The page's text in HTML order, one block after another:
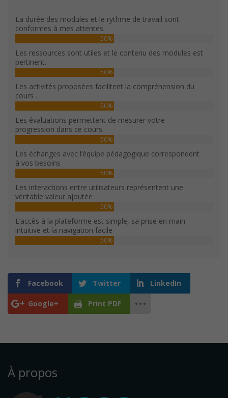
La durée des modules et le rythme de travail sont
conformes à mes attentes.
50%
Les ressources sont utiles et le contenu des modules est
pertinent.
50%
Les activités proposées facilitent la compréhension du
cours .
50%
Les évaluations permettent de mesurer votre
progression dans ce cours.
50%
Les échanges avec l’équipe pédagogique correspondent
à vos besoins
50%
Les interactions entre utilisateurs représentent une
véritable valeur ajoutée
50%
L’accès à la plateforme est simple, sa prise en main
intuitive et la navigation facile
50%
Facebook Twitter LinkedIn
Google+ Print PDF
À propos